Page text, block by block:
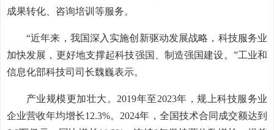
成果转化、咨询培训等服务。
“近年来，我国深入实施创新驱动发展战略，科技服务业
加快发展，更好地支撑起科技强国、制造强国建设。”工业和
信息化部科技司司长魏巍表示。
产业规模更加壮大。2019年至2023年，规上科技服务业
企业营收年均增长12.3%。2024年，全国技术合同成交额达到